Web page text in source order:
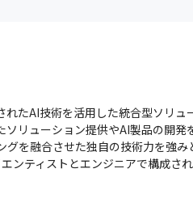
たAI技術を活用した統合型ソリ
リューション提供やAI製品の開発
グを融合させた独自の技術力を強
ンティストとエンジニアで構成さ